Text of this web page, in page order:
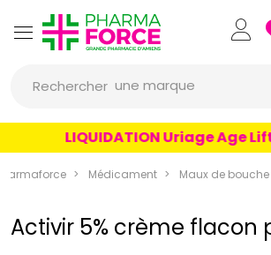
Pharmaforce
Rechercher
un produit
une marque
LIQUIDATION Uriage Age
Médicament Maux de bouche
Activir 5% crème flacon